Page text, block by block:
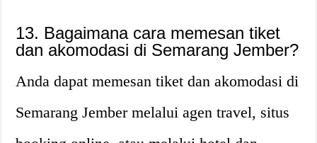
13. Bagaimana cara memesan tiket
dan akomodasi di Semarang Jember?
Anda dapat memesan tiket dan akomodasi di
Semarang Jember melalui agen travel, situs